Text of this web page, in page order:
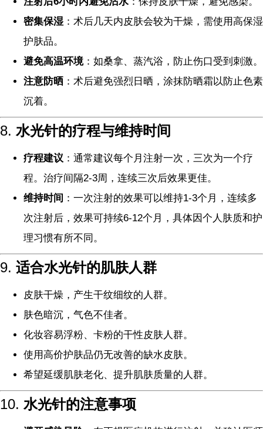
密集保湿 ：术后几天内皮肤会较为干燥，需使用高保湿
护肤品。
避免高温环境：如桑拿、蒸汽浴，防止伤口受到刺激。
注意防晒 ：术后避免强烈日晒，涂抹防晒霜以防止色素
沉着。
8. 水光针的疗程与维持时间
疗程建议 ：通常建议每个月注射一次，三次为一个疗
程。治疗间隔2-3周，连续三次后效果更佳。
维持时间 ：一次注射的效果可以维持1-3个月，连续多
次注射后，效果可持续6-12个月，具体因个人肤质和护
理习惯有所不同。
9. 适合水光针的肌肤人群
皮肤干燥，产生干纹细纹的人群。
肤色暗沉，气色不佳者。
化妆容易浮粉、卡粉的干性皮肤人群。
使用高价护肤品仍无改善的缺水皮肤。
希望延缓肌肤老化、提升肌肤质量的人群。
10. 水光针的注意事项